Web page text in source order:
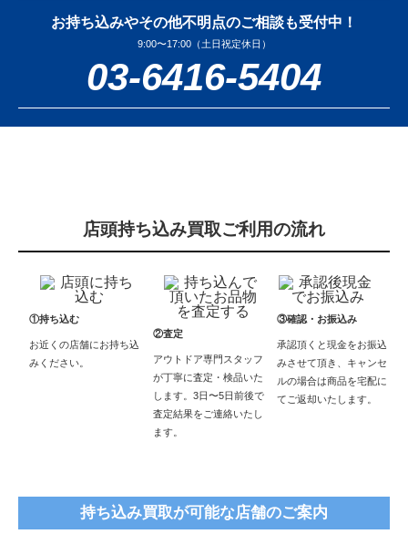
お持ち込みやその他不明点のご相談も受付中！
9:00〜17:00（土日祝定休日）
03-6416-5404
店頭持ち込み買取ご利用の流れ
①持ち込む
お近くの店舗にお持ち込
みください。
②査定
アウトドア専門スタッフ
が丁寧に査定・検品いた
します。3日〜5日前後で
査定結果をご連絡いたし
ます。
③確認・お振込み
承認頂くと現金をお振込
みさせて頂き、キャンセ
ルの場合は商品を宅配に
てご返却いたします。
持ち込み買取が可能な店舗のご案内